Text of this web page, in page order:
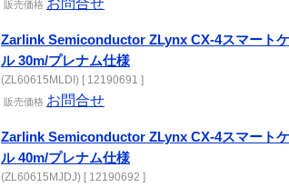
販売価格
Zarlink Semiconductor ZLynx CX-4スマート
ル 30m/プレナム仕様
(ZL60615MLDI) [ 12190691 ]
販売価格 お問合せ
Zarlink Semiconductor ZLynx CX-4スマート
ル 40m/プレナム仕様
(ZL60615MJDJ) [ 12190692 ]